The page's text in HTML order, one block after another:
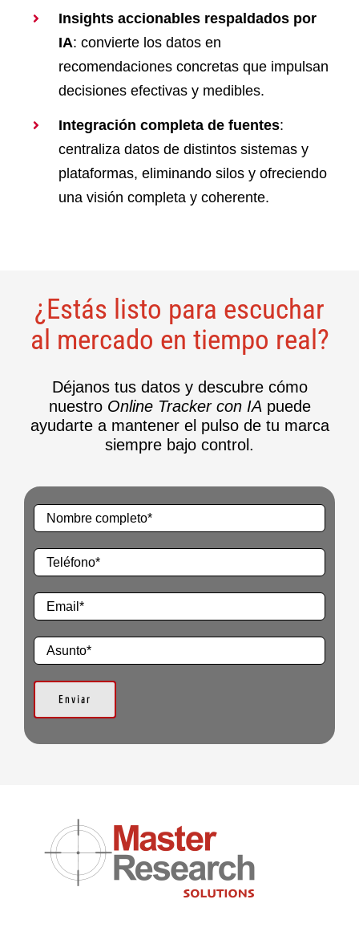
Insights accionables respaldados por
IA: convierte los datos en
recomendaciones concretas que impulsan
decisiones efectivas y medibles.
Integración completa de fuentes:
centraliza datos de distintos sistemas y
plataformas, eliminando silos y ofreciendo
una visión completa y coherente.
¿Estás listo para escuchar
al mercado en tiempo real?
Déjanos tus datos y descubre cómo
nuestro Online Tracker con IA puede
ayudarte a mantener el pulso de tu marca
siempre bajo control.